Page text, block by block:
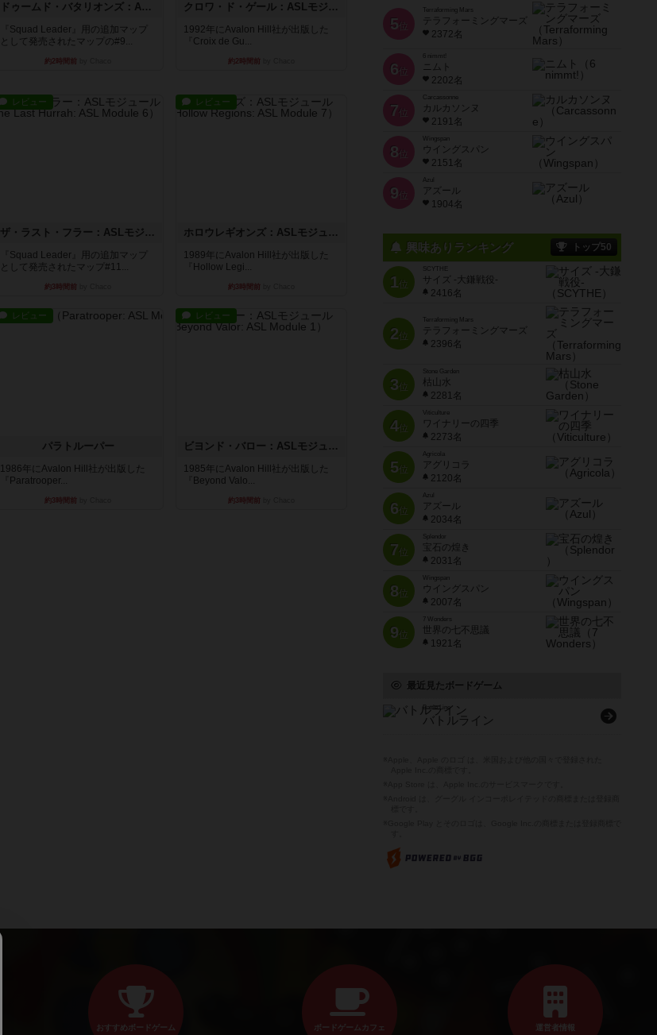
ドゥームド・バタリオンズ：ASLモジュール11
『Squad Leader』用の追加マップ
として発売されたマップの#9...
約2時間前
クロワ・ド・ゲール：ASLモジュール10
1992年にAvalon Hill社が出版した
『Croix de Gu...
約2時間前
レビュー
ザ・ラスト・フラー：ASLモジュール6
『Squad Leader』用の追加マップ
として発売されたマップ#11...
約3時間前
レビュー
ホロウレギオンズ：ASLモジュール7
1989年にAvalon Hill社が出版した
『Hollow Legi...
約3時間前
レビュー
パラトルーパー
1986年にAvalon Hill社が出版した
『Paratrooper...
約3時間前
レビュー
ビヨンド・バロー：ASLモジュール1
1985年にAvalon Hill社が出版した
『Beyond Valo...
約3時間前
5 位
Terraforming Mars
テラフォーミングマーズ
2372名
6 位
ニムト
2202名
7 位
Carcassonne
カルカソンヌ
2191名
8 位
Wingspan
ウイングスパン
2151名
9 位
Azul
アズール
1904名
興味ありランキング トップ50
1位
SCYTHE
サイズ -大鎌戦役-
2416名
2位
Terraforming Mars
テラフォーミングマーズ
2396名
3位
Stone Garden
枯山水
2281名
4位
Viticulture
ワイナリーの四季
2273名
5位
Agricola
アグリコラ
2120名
6位
Azul
アズール
2034名
7位
宝石の煌き
2031名
8位
Wingspan
ウイングスパン
2007名
9位
7 Wonders
世界の七不思議
1921名
最近見たボードゲーム
Battle Line
バトルライン
おすすめボードゲーム ボードゲームカフェ 運営者情報